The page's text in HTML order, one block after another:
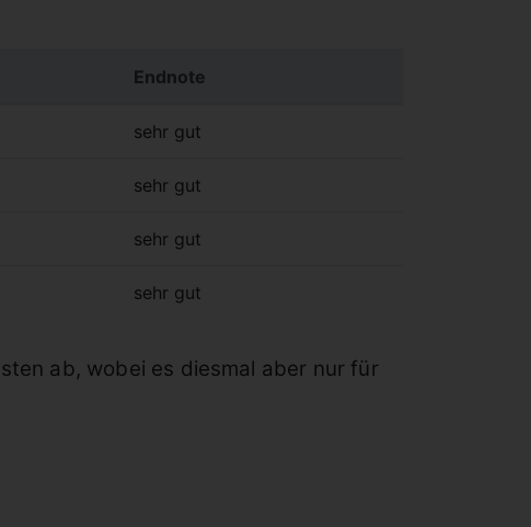
Endnote
sehr gut
sehr gut
sehr gut
sehr gut
ab, wobei es diesmal aber nur für